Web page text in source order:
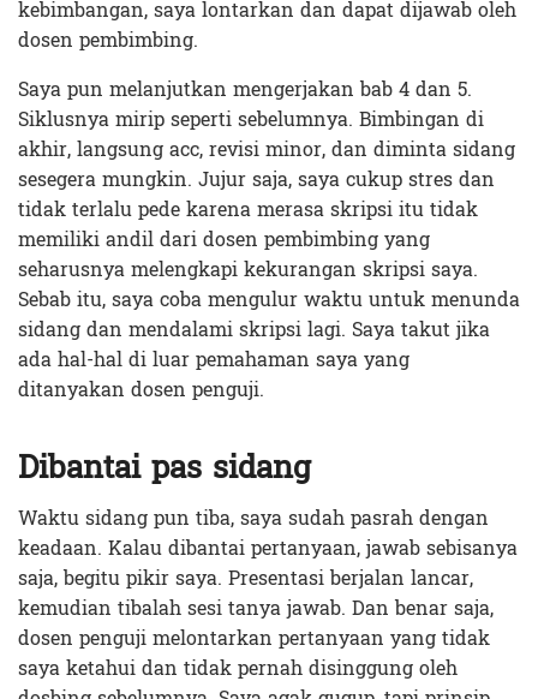
kebimbangan, saya lontarkan dan dapat dijawab oleh
dosen pembimbing.
Saya pun melanjutkan mengerjakan bab 4 dan 5.
Siklusnya mirip seperti sebelumnya. Bimbingan di
akhir, langsung acc, revisi minor, dan diminta sidang
sesegera mungkin. Jujur saja, saya cukup stres dan
tidak terlalu pede karena merasa skripsi itu tidak
memiliki andil dari dosen pembimbing yang
seharusnya melengkapi kekurangan skripsi saya.
Sebab itu, saya coba mengulur waktu untuk menunda
sidang dan mendalami skripsi lagi. Saya takut jika
ada hal-hal di luar pemahaman saya yang
ditanyakan dosen penguji.
Dibantai pas sidang
Waktu sidang pun tiba, saya sudah pasrah dengan
keadaan. Kalau dibantai pertanyaan, jawab sebisanya
saja, begitu pikir saya. Presentasi berjalan lancar,
kemudian tibalah sesi tanya jawab. Dan benar saja,
dosen penguji melontarkan pertanyaan yang tidak
saya ketahui dan tidak pernah disinggung oleh